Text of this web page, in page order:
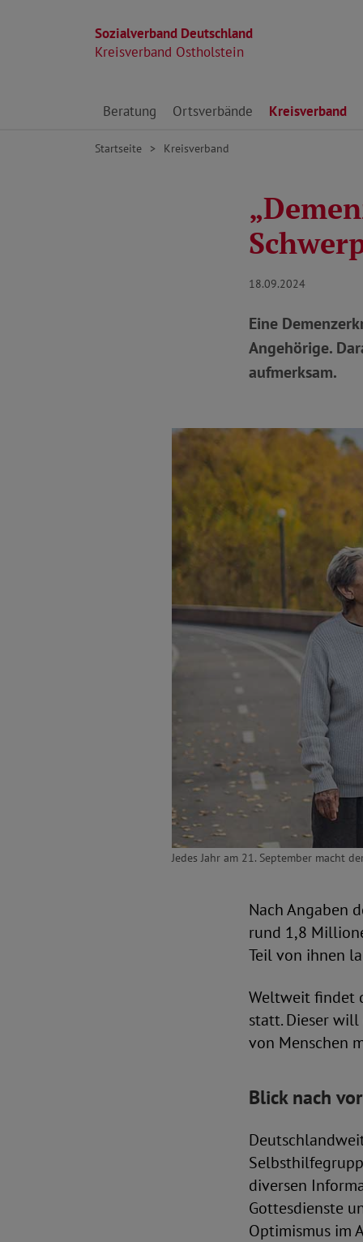
Sozialverband Deutschland
Kreisverband Ostholstein
Direkt zu den Inhalten springen
Beratung Ortsverbände Kreisverband
Startseite Kreisverband
18.09.2024
Eine
Angehörige.
aufmerksam.
Jedes Jahr am 21. September macht
Nach Angaben
rund 1,8
Teil von ihnen
Weltweit findet
statt. Dieser
von Menschen
Blick nach
diversen
Gottesdienste
Optimismus im